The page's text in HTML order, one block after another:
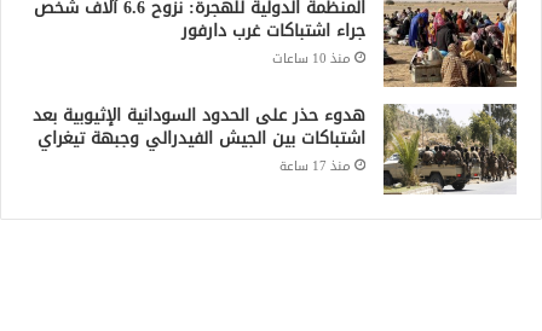
المنظمة الدولية للهجرة: نزوح 6.6 آلاف شخص
جراء اشتباكات غرب دارفور
منذ 10 ساعات
هدوء حذر على الحدود السودانية الإثيوبية بعد
اشتباكات بين الجيش الفيدرالي وجبهة تيغراي
منذ 17 ساعة